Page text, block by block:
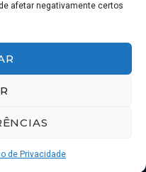
afetar negativamente certos
de Privacidade